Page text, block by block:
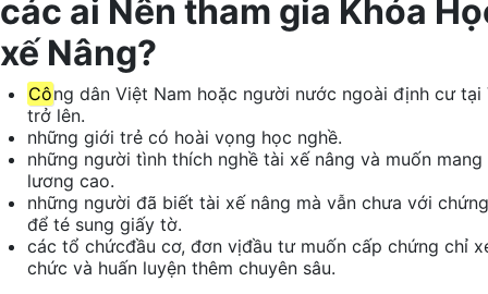
các ai Nên tham gia Khóa
xếNâng?
Công dân Việt Nam hoặc người nước ngoài định cư tại
trở lên.
những giới trẻ có hoài vọng học nghề.
những người tình thích nghề tài xếnâng và muốn mang
lương cao.
những người đã biết tài xếnâng mà vẫn chưa với
để té sung giấy tờ.
các tổ chứcđầu cơ, đơn vịđầu tưmuốn cấp chứng chỉ
chức và huấn luyện thêm chuyên sâu.